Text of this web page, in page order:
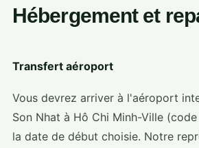
Hébergement et
Transfert aéroport
Vous devrez arriver à l'aéroport
Son Nhat à Hô Chi Minh-Ville
la date de début choisie. Notre